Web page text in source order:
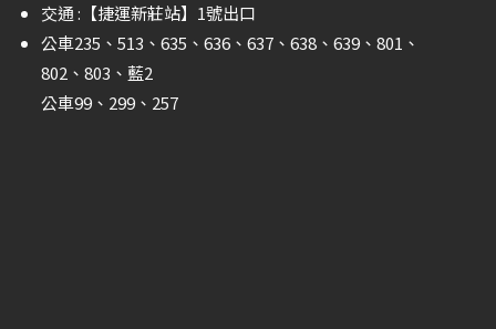
交通 : 【捷運新莊站】 1號出口
公車235、513、635、636、637、638、639、801、
802、803、藍2
公車99、299、257